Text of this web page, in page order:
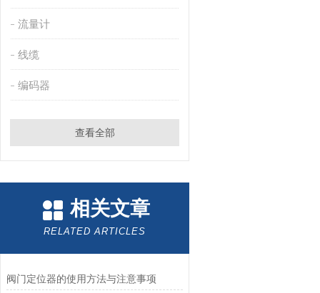
流量计
线缆
编码器
查看全部
相关文章
RELATED ARTICLES
阀门定位器的使用方法与注意事项